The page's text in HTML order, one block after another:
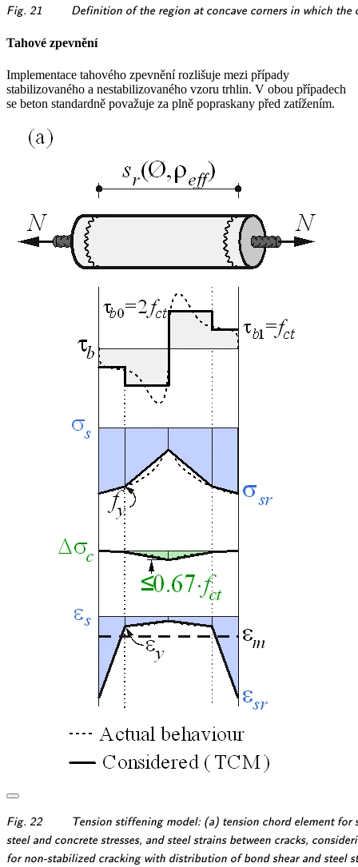
Fig. 21 Definition of the region at concave corners in which
Tahové zpevnění
Implementace tahového zpevnění rozlišuje mezi případy
stabilizovaného a nestabilizovaného vzoru trhlin. V obou případech
se beton standardně považuje za plně popraskany před zatížením.
\textsf{\textit{\footnotesize{Fig.
22\qquad Tension stiffening
model: (a) tension chord element
Fig. 22 Tension stiffening model: (a) tension chord element
\textsf{\textit{\footnotesize{steel
and concrete stresses, and steel
steel and concrete stresses, and steel strains between cracks,
\textsf{\textit{\footnotesize{for
for non-stabilized cracking with distribution of bond shear and steel